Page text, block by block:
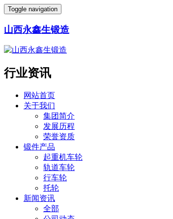
Toggle navigation
山西永鑫生锻造
行业资讯
网站首页
关于我们
集团简介
发展历程
荣誉资质
锻件产品
起重机车轮
轨道车轮
行车轮
托轮
新闻资讯
全部